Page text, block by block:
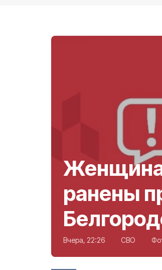
ранены
Вчера, 22:26 СВО